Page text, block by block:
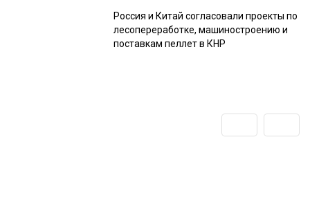
Россия и Китай согласовали проекты по
лесопереработке, машиностроению и
поставкам пеллет в КНР